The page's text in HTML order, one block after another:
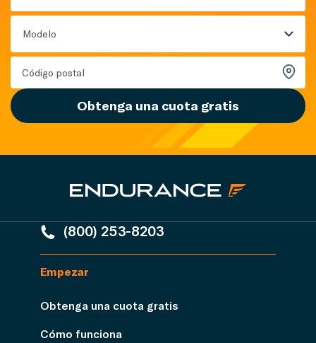
Modelo
Obtenga una cuota gratis
(800) 253-8203
Empezar
Obtenga una cuota gratis
Cómo funciona